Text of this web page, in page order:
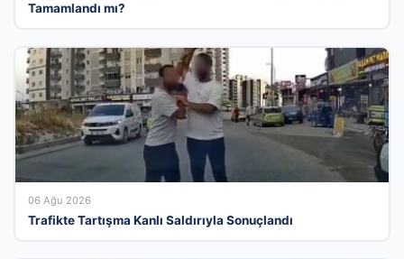
Tamamlandı mı?
06 Ağu 2026
Trafikte Tartışma Kanlı Saldırıyla Sonuçlandı